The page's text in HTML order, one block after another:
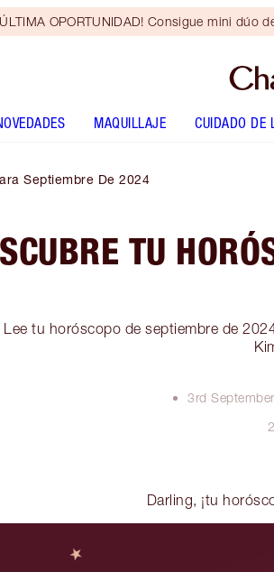
OPORTUNIDAD! Consigue mini dúo
MAQUILLAJE CUIDADO DE
Septiembre De 2024
TU
Lee tu horóscopo de septiembre de
3rd
Darling, ¡tu